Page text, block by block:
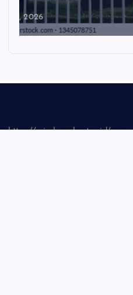
Sarwo August 7, 2026
https://mimbarrakyat.co.id/wp-